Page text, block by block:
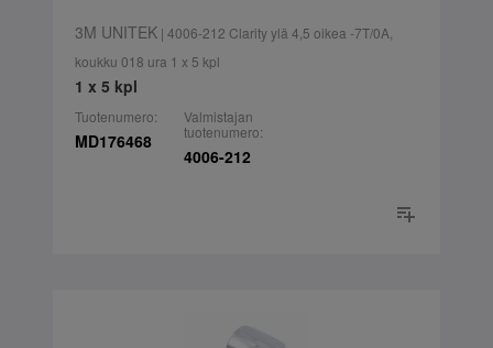
3M UNITEK| 4006-212 Clarity ylä 4,5 oikea -7T/0A,
koukku 018 ura 1 x 5 kpl
1 x 5 kpl
Tuotenumero:
MD176468
Valmistajan
tuotenumero:
4006-212